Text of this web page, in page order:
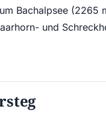
Bachalpsee (2265
und